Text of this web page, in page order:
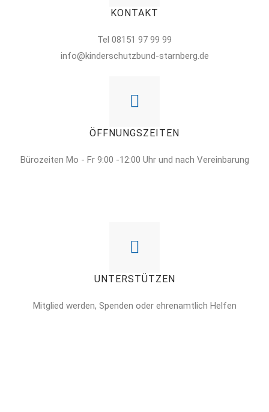
KONTAKT
Tel 08151 97 99 99
info@kinderschutzbund-starnberg.de
ÖFFNUNGSZEITEN
Bürozeiten Mo - Fr 9:00 -12:00 Uhr und nach Vereinbarung
UNTERSTÜTZEN
Mitglied werden, Spenden oder ehrenamtlich Helfen